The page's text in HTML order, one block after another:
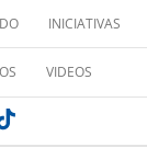
INICIATIVAS
VIDEOS